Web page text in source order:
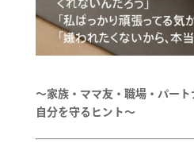
〜家族・ママ友・職場・パート
自分を守るヒント〜